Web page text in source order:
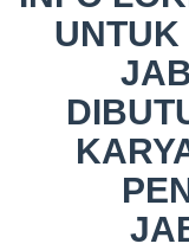
UNTUK